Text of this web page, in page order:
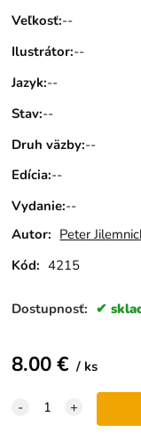
Veľkosť:--
Ilustrátor:--
Jazyk:--
Stav:--
Druh väzby:--
Edícia:--
Vydanie:--
Autor: Peter
Kód: 4215
Dostupnosť:
8.00€ ks